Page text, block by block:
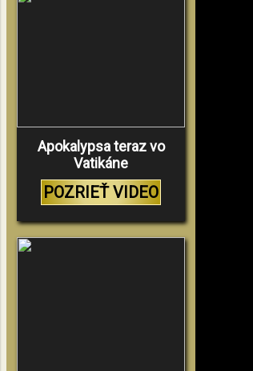
Apokalypsa teraz vo
Vatikáne
POZRIEŤ VIDEO